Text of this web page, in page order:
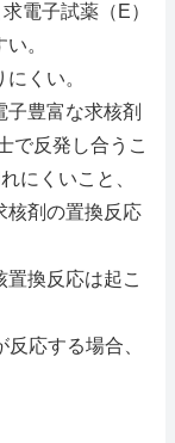
電子試薬（E）
。
くい。
豊富な求核剤
で反発し合うこ
にくいこと、
核剤の置換反応
換反応は起こ
応する場合、